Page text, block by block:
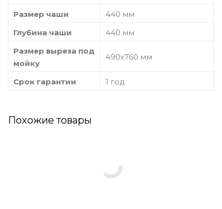
Размер чаши
440 мм
Глубина чаши
440 мм
Размер выреза под
мойку
490х760 мм
Срок гарантии 1 год
Похожие товары